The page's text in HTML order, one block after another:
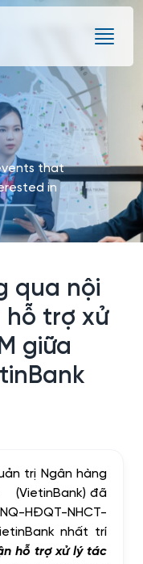
that
in
qua nội
hỗ trợ xử
giữa
trị Ngân hàng
(VietinBank) đã
HĐQT-NHCT-
nhất trí
hỗ trợ xử lý tác